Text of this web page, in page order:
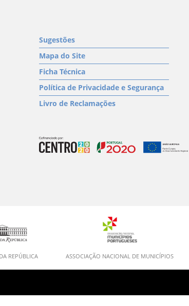
Sugestões
Mapa do Site
Ficha Técnica
Política de Privacidade e Segurança
Livro de Reclamações
REPÚBLICA ASSOCIAÇÃO NACIONAL DE MUNICÍPIOS